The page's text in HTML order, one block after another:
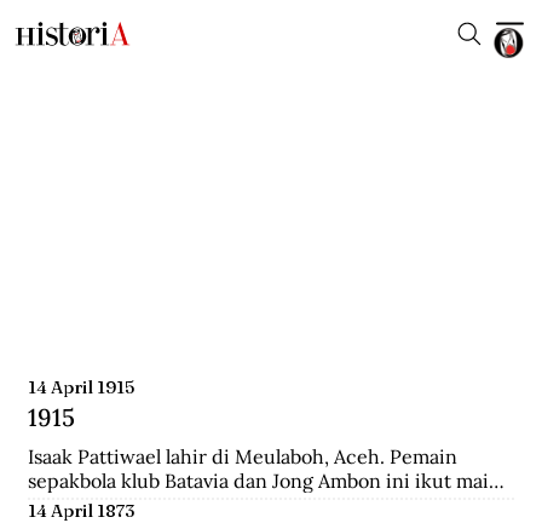
14 April 1915
1915
Isaak Pattiwael lahir di Meulaboh, Aceh. Pemain
sepakbola klub Batavia dan Jong Ambon ini ikut main
dalam Piala Dunia 1938 di Prancis.
14 April 1873